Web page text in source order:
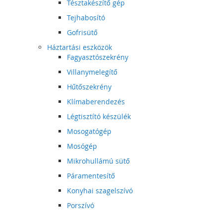
Tésztakészítő gép
Tejhabosító
Gofrisütő
Háztartási eszközök
Fagyasztószekrény
Villanymelegítő
Hűtőszekrény
Klímaberendezés
Légtisztító készülék
Mosogatógép
Mosógép
Mikrohullámú sütő
Páramentesítő
Konyhai szagelszívó
Porszívó